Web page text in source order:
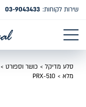
שירות לקוחות: 03-9043433
סלע מדיקל > כושר וספורט >
מלא >
PRX-510